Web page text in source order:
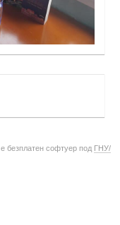
е безплатен софтуер под ГНУ/